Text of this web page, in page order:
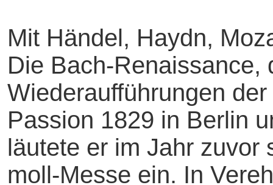
Mit Händel, Haydn,
Die Bach-Renaissance,
Wiederaufführungen
Passion 1829 in Berlin
läutete er im Jahr zuvor
moll-Messe ein. In